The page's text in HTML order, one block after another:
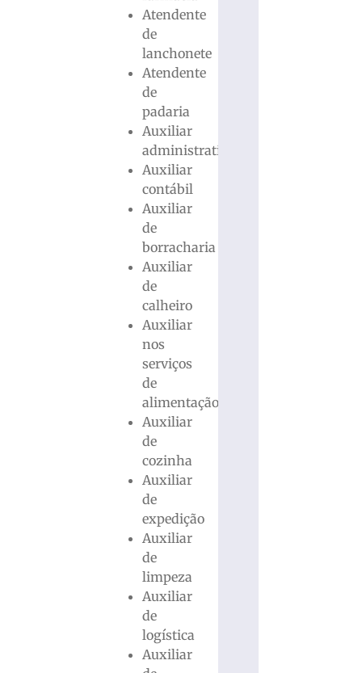
Atendente
de
lanchonete
Atendente
de
padaria
Auxiliar
administrativo
Auxiliar
contábil
Auxiliar
de
borracharia
Auxiliar
de
calheiro
Auxiliar
nos
serviços
de
alimentação
Auxiliar
de
cozinha
Auxiliar
de
expedição
Auxiliar
de
limpeza
Auxiliar
de
logística
Auxiliar